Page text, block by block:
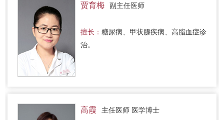
贾育梅 副主任医师
擅长： 糖尿病、甲状腺疾病、高脂血症诊
治。
高霞 主任医师 医学博士